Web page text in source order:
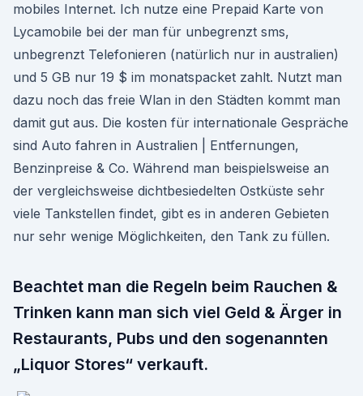
mobiles Internet. Ich nutze eine Prepaid Karte von
Lycamobile bei der man für unbegrenzt sms,
unbegrenzt Telefonieren (natürlich nur in australien)
und 5 GB nur 19 $ im monatspacket zahlt. Nutzt man
dazu noch das freie Wlan in den Städten kommt man
damit gut aus. Die kosten für internationale Gespräche
sind Auto fahren in Australien | Entfernungen,
Benzinpreise & Co. Während man beispielsweise an
der vergleichsweise dichtbesiedelten Ostküste sehr
viele Tankstellen findet, gibt es in anderen Gebieten
nur sehr wenige Möglichkeiten, den Tank zu füllen.
Beachtet man die Regeln beim Rauchen &
Trinken kann man sich viel Geld & Ärger in
Restaurants, Pubs und den sogenannten
„Liquor Stores“ verkauft.